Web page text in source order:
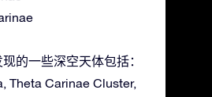
的一些深空天体包括：
Theta Carinae Cluster,